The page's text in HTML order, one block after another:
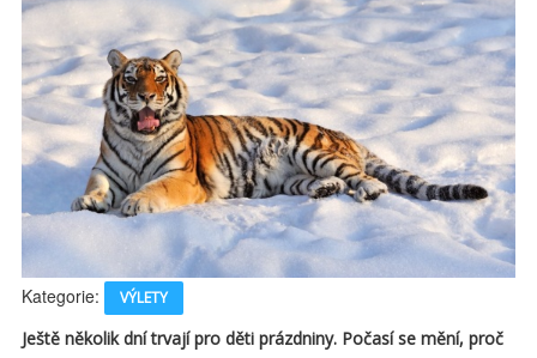
Kategorie: VÝLETY
Ještě několik dní trvají pro děti prázdniny. Počasí se mění, proč